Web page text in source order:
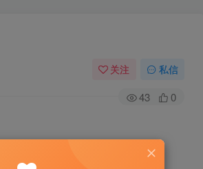
关注 私信
43 0
690941.html